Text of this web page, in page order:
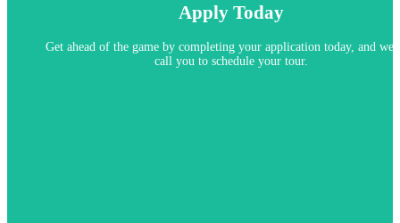
Apply Today
Get ahead of the game by completing your application today, and we
call you to schedule your tour.
Apply now